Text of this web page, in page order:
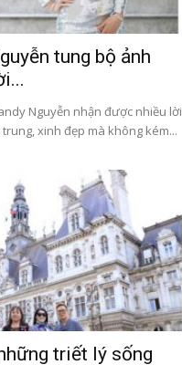
tung bộ ảnh
Nguyễn nhận được nhiều lời
xinh đẹp mà không kém...
triết lý sống